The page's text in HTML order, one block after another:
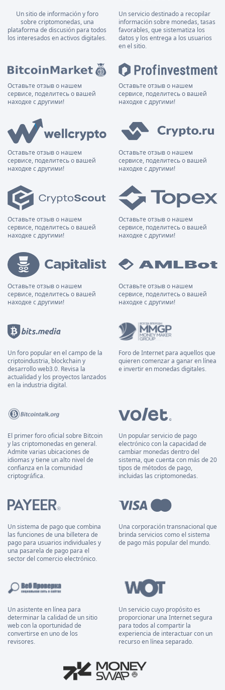
Un sitio de información y foro
sobre criptomonedas, una
plataforma de discusión para todos
los interesados en activos digitales.
Un servicio destinado a recopilar
información sobre monedas, tasas
favorables, que sistematiza los
datos y los entrega a los usuarios
en el sitio.
Оставьте отзыв о нашем
сервисе, поделитесь о вашей
находке с другими!
Оставьте отзыв о нашем
сервисе, поделитесь о вашей
находке с другими!
Оставьте отзыв о нашем
сервисе, поделитесь о вашей
находке с другими!
Оставьте отзыв о нашем
сервисе, поделитесь о вашей
находке с другими!
Оставьте отзыв о нашем
сервисе, поделитесь о вашей
находке с другими!
Оставьте отзыв о нашем
сервисе, поделитесь о вашей
находке с другими!
Оставьте отзыв о нашем
сервисе, поделитесь о вашей
находке с другими!
Оставьте отзыв о нашем
сервисе, поделитесь о вашей
находке с другими!
Un foro popular en el campo de la
criptoindustria, blockchain y
desarrollo web3.0. Revisa la
actualidad y los proyectos lanzados
en la industria digital.
Foro de Internet para aquellos que
quieren comenzar a ganar en línea
e invertir en monedas digitales.
El primer foro oficial sobre Bitcoin
y las criptomonedas en general.
Admite varias ubicaciones de
idiomas y tiene un alto nivel de
confianza en la comunidad
criptográfica.
Un popular servicio de pago
electrónico con la capacidad de
cambiar monedas dentro del
sistema, que cuenta con más de 20
tipos de métodos de pago,
incluidas las criptomonedas.
Un sistema de pago que combina
las funciones de una billetera de
pago para usuarios individuales y
una pasarela de pago para el
sector del comercio electrónico.
Una corporación transnacional que
brinda servicios como el sistema
de pago más popular del mundo.
Un asistente en línea para
determinar la calidad de un sitio
web con la oportunidad de
convertirse en uno de los
revisores.
Un servicio cuyo propósito es
proporcionar una Internet segura
para todos al compartir la
experiencia de interactuar con un
recurso en línea separado.